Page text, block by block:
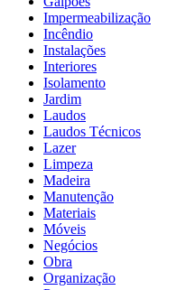
Impermeabilização
Incêndio
Instalações
Interiores
Isolamento
Jardim
Laudos
Laudos Técnicos
Lazer
Limpeza
Madeira
Manutenção
Materiais
Móveis
Negócios
Obra
Organização